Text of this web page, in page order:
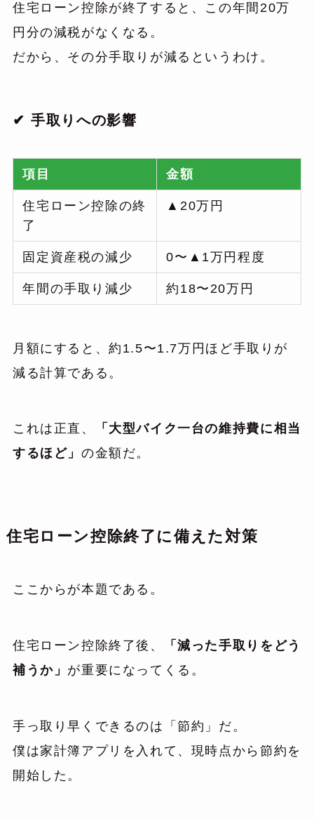
住宅ローン控除が終了すると、この年間20万
円分の減税がなくなる。
だから、その分手取りが減るというわけ。
✔ 手取りへの影響
項目 金額
住宅ローン控除の終
了
▲20万円
固定資産税の減少 0〜▲1万円程度
年間の手取り減少 約18〜20万円
月額にすると、約1.5〜1.7万円ほど手取りが
減る計算である。
これは正直、
「大型バイク一台の維持費に相当
するほど」 の金額だ。
住宅ローン控除終了に備えた対策
ここからが本題である。
住宅ローン控除終了後、
「減った手取りをどう
補うか」 が重要になってくる。
手っ取り早くできるのは「節約」だ。
僕は家計簿アプリを入れて、現時点から節約を
開始した。